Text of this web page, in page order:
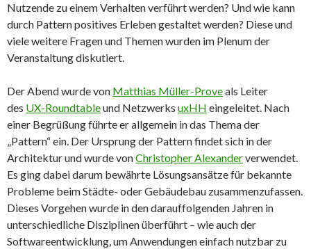
Nutzende zu einem Verhalten verführt werden? Und wie kann
durch Pattern positives Erleben gestaltet werden? Diese und
viele weitere Fragen und Themen wurden im Plenum der
Veranstaltung diskutiert.
Der Abend wurde von Matthias Müller-Proveals Leiter
des UX-Roundtableund Netzwerks uxHH eingeleitet. Nach
einer Begrüßung führte er allgemein in das Thema der
„Pattern“ ein. Der Ursprung der Pattern findet sich in der
Architektur und wurde vonChristopher Alexanderverwendet.
Es ging dabei darum bewährte Lösungsansätze für bekannte
Probleme beim Städte- oder Gebäudebau zusammenzufassen.
Dieses Vorgehen wurde in den darauffolgenden Jahren in
unterschiedliche Disziplinen überführt – wie auch der
Softwareentwicklung, um Anwendungen einfach nutzbar zu